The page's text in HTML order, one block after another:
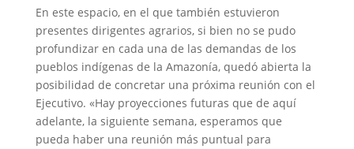
En este espacio, en el que también estuvieron
presentes dirigentes agrarios, si bien no se pudo
profundizar en cada una de las demandas de los
pueblos indígenas de la Amazonía, quedó abierta la
posibilidad de concretar una próxima reunión con el
Ejecutivo. «Hay proyecciones futuras que de aquí
adelante, la siguiente semana, esperamos que
pueda haber una reunión más puntual para